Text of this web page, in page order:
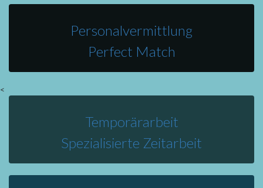
Personalvermittlung
Perfect Match
<
Temporärarbeit
Spezialisierte Zeitarbeit